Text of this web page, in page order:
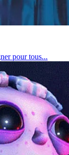
pour tous...